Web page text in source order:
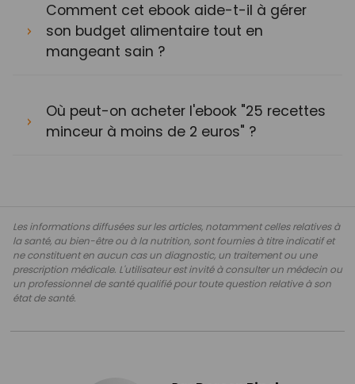
Comment cet ebook aide-t-il à gérer
son budget alimentaire tout en
mangeant sain ?
Où peut-on acheter l'ebook "25 recettes
minceur à moins de 2 euros" ?
Les informations diffusées sur les articles, notamment celles relatives à
la santé, au bien-être ou à la nutrition, sont fournies à titre indicatif et
ne constituent en aucun cas un diagnostic, un traitement ou une
prescription médicale. L'utilisateur est invité à consulter un médecin ou
un professionnel de santé qualifié pour toute question relative à son
état de santé.